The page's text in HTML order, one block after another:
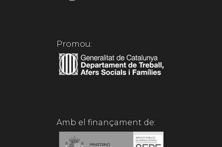
Promou:
Amb el finançament de: